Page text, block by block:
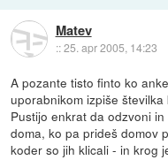
Matev
::25. apr 2005, 14:23
A pozante tisto finto ko
uporabnikom izpiše številka
Pustijo enkrat da odzvoni
doma, ko pa prideš domov
koder so jih klicali - in krog